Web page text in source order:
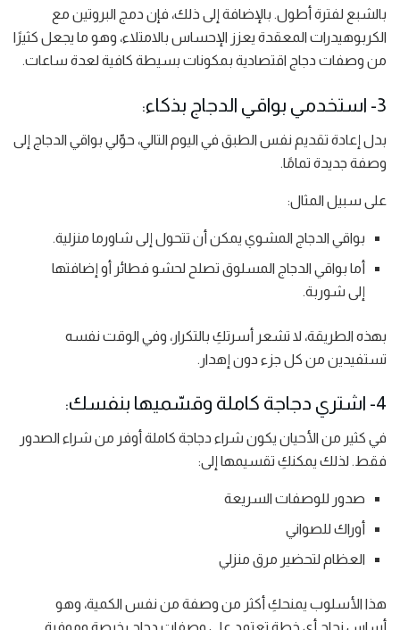
بالشبع لفترة أطول. بالإضافة إلى ذلك، فإن دمج البروتين مع
الكربوهيدرات المعقدة يعزز الإحساس بالامتلاء، وهو ما يجعل كثيرًا
من وصفات دجاج اقتصادية بمكونات بسيطة كافية لعدة ساعات.
3- استخدمي بواقي الدجاج بذكاء:
بدل إعادة تقديم نفس الطبق في اليوم التالي، حوّلي بواقي الدجاج إلى
وصفة جديدة تمامًا.
على سبيل المثال:
بواقي الدجاج المشوي يمكن أن تتحول إلى شاورما منزلية.
أما بواقي الدجاج المسلوق تصلح لحشو فطائر أو إضافتها
إلى شوربة.
بهذه الطريقة، لا تشعر أسرتكِ بالتكرار، وفي الوقت نفسه
تستفيدين من كل جزء دون إهدار.
4- اشتري دجاجة كاملة وقسّميها بنفسك:
في كثير من الأحيان يكون شراء دجاجة كاملة أوفر من شراء الصدور
فقط. لذلك يمكنكِ تقسيمها إلى:
صدور للوصفات السريعة
أوراك للصواني
العظام لتحضير مرق منزلي
هذا الأسلوب يمنحكِ أكثر من وصفة من نفس الكمية، وهو